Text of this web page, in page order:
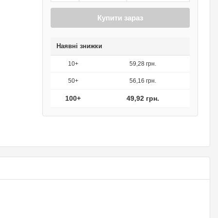
Купити зараз
Наявні знижки
10+ 59,28 грн.
50+ 56,16 грн.
100+ 49,92 грн.